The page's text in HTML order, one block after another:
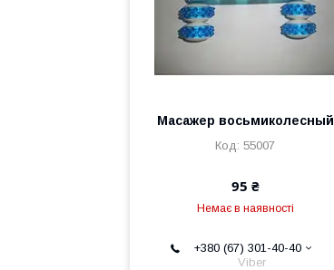
Масажер восьмиколесный
55007
95 ₴
Немає в наявності
+380 (67) 301-40-40
Viber